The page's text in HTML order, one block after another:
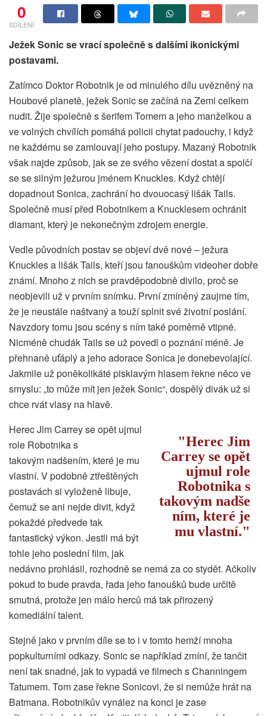
0
SDÍLENÍ
Ježek Sonic se vrací společně s dalšími ikonickými
postavami.
Zatímco Doktor Robotnik je od minulého dílu uvězněný na
Houbové planetě, ježek Sonic se začíná na Zemi celkem
nudit. Žije společně s šerifem Tomem a jeho manželkou a
ve volných chvílích pomáhá policii chytat padouchy, i když
ne každému se zamlouvají jeho postupy. Mazaný Robotnik
však najde způsob, jak se ze svého vězení dostat a spolčí
se se silným ježurou jménem Knuckles. Když chtějí
dopadnout Sonica, zachrání ho dvouocasý lišák Tails.
Společně musí před Robotnikem a Knucklesem ochránit
diamant, který je nekonečným zdrojem energie.
Vedle původních postav se objeví dvě nové – ježura
Knuckles a lišák Tails, kteří jsou fanouškům videoher dobře
známí. Mnoho z nich se pravděpodobně divilo, proč se
neobjevili už v prvním snímku. První zmíněný zaujme tím,
že je neustále naštvaný a touží splnit své životní poslání.
Navzdory tomu jsou scény s ním také poměrně vtipné.
Nicméně chudák Tails se už povedl o poznání méně. Je
přehnaně uťáplý a jeho adorace Sonica je donebevolající.
Jakmile už poněkolikáté pisklavým hlasem řekne něco ve
smyslu: „to může mít jen ježek Sonic“, dospělý divák už si
chce rvát vlasy na hlavě.
Herec Jim
Carrey se opět
ujmul role
Robotnika s
takovým nadše
ním, které je
mu vlastní.
Herec Jim Carrey se opět ujmul
role Robotnika s
takovým nadšením, které je mu
vlastní. V podobně ztřeštěných
postavách si vyloženě libuje,
čemuž se ani nejde divit, když
pokaždé předvede tak
fantastický výkon. Jestli má být
tohle jeho poslední film, jak
nedávno prohlásil, rozhodně se nemá za co stydět. Ačkoliv
pokud to bude pravda, řada jeho fanoušků bude určitě
smutná, protože jen málo herců má tak přirozený
komediální talent.
Stejně jako v prvním díle se to i v tomto hemží mnoha
popkulturními odkazy. Sonic se například zmíní, že tančit
není tak snadné, jak to vypadá ve filmech s Channingem
Tatumem. Tom zase řekne Sonicovi, že si nemůže hrát na
Batmana. Robotnikův vynález na konci je zase